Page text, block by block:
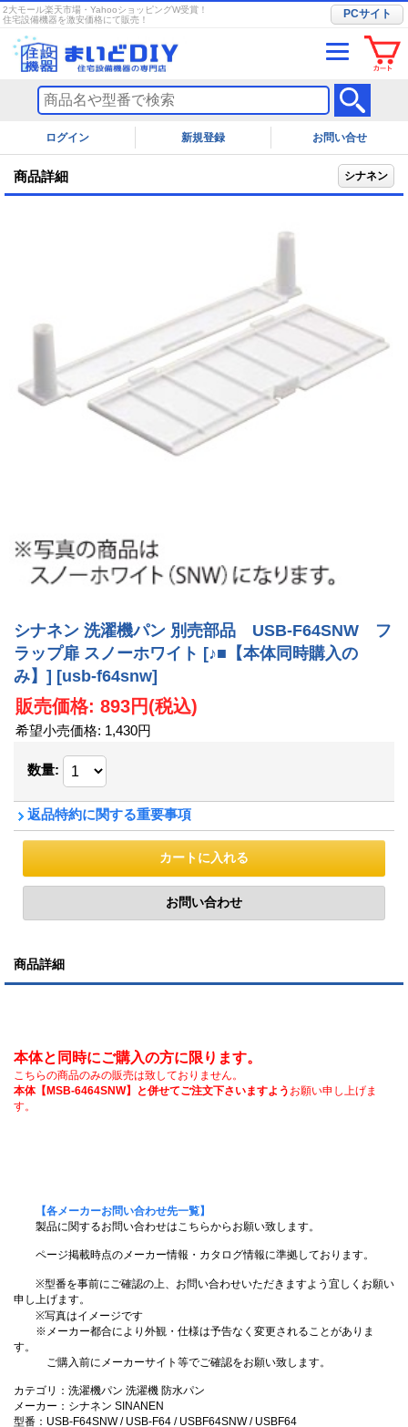
2大モール楽天市場・YahooショッピングW受賞！
住宅設備機器を激安価格にて販売！
PCサイト
ログイン お問い合せ
商品詳細 シナネン
シナネン 洗濯機パン 別売部品 USB-F64SNW フ
ラップ扉 スノーホワイト [♪■【本体同時購入の
み】] [usb-f64snw]
販売価格: 893円(税込)
希望小売価格: 1,430円
数量:
返品特約に関する重要事項
商品詳細
本体と同時にご購入の方に限ります。
こちらの商品のみの販売は致しておりません。
本体【MSB-6464SNW】と併せてご注文下さいますよう お願い申し上げま
す。
【各メーカーお問い合わせ先一覧】
製品に関するお問い合わせはこちらからお願い致します。
ページ掲載時点のメーカー情報・カタログ情報に準拠しております。
※型番を事前にご確認の上、お問い合わせいただきますよう宜しくお願い
申し上げます。
※写真はイメージです
※メーカー都合により外観・仕様は予告なく変更されることがありま
す。
ご購入前にメーカーサイト等でご確認をお願い致します。
カテゴリ：洗濯機パン 洗濯機 防水パン
メーカー：シナネン SINANEN
型番：USB-F64SNW / USB-F64 / USBF64SNW / USBF64